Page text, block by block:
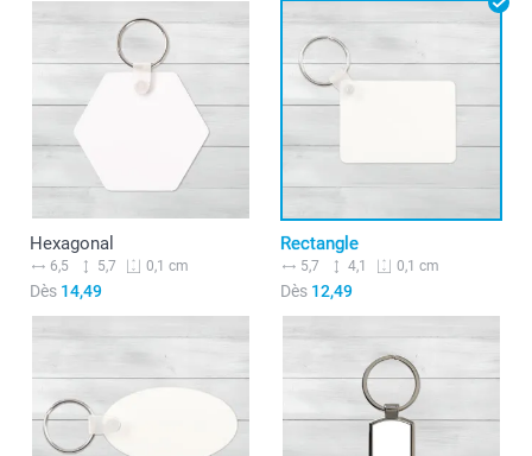
Hexagonal
6,5 5,7 0,1 cm
Dès 14,49
Rectangle
5,7 4,1 0,1 cm
Dès12,49